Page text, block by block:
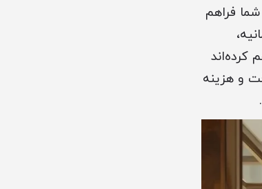
فراهم
کرده‌اند
و هزینه